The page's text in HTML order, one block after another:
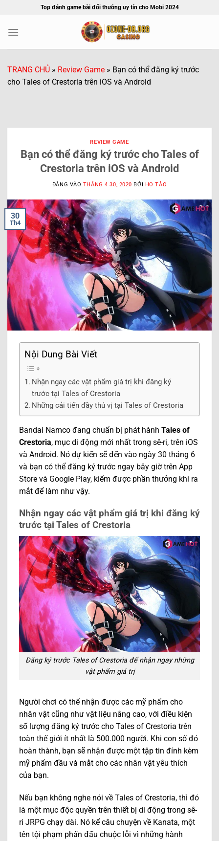
nội
Top đánh game bài đổi thưởng uy tín cho Mobi 2024
TRANG CHỦ » Review Game » Bạn có thể đăng ký trước
cho Tales of Crestoria trên iOS và Android
REVIEW GAME
Bạn có thể đăng ký trước cho Tales of
Crestoria trên iOS và Android
ĐĂNG VÀO THÁNG 4 30, 2020 BỞI HỌ TÀO
30
Th4
Nội Dung Bài Viết
Nhận ngay các vật phẩm giá trị khi đăng ký
trước tại Tales of Crestoria
Những cải tiến đầy thú vị tại Tales of Crestoria
Bandai Namco đang chuẩn bị phát hành Tales of
Crestoria, mục di động mới nhất trong sê-ri, trên iOS
và Android. Nó dự kiến ​​sẽ đến vào ngày 30 tháng 6
và bạn có thể đăng ký trước ngay bây giờ trên App
Store và Google Play, kiếm được phần thưởng khi ra
mắt để làm như vậy.
Nhận ngay các vật phẩm giá trị khi đăng ký
trước tại Tales of Crestoria
Đăng ký trước Tales of Crestoria để nhận ngay những
vật phẩm giá trị
Người chơi có thể nhận được các mỹ phẩm cho
nhân vật cũng như vật liệu nâng cao, với điều kiện
số lượng đăng ký trước cho Tales of Crestoria trên
toàn thế giới ít nhất là 500.000 người. Khi con số đó
hoàn thành, bạn sẽ nhận được một tập tin đính kèm
mỹ phẩm đầu và mắt cho các nhân vật yêu thích
của bạn.
Nếu bạn không nghe nói về Tales of Crestoria, thì đó
là một mục độc quyền trên thiết bị di động trong sê-
ri JRPG chạy dài. Nó kể câu chuyện về Kanata, một
tên tội phạm phấn đấu chuộc lỗi vì những hành